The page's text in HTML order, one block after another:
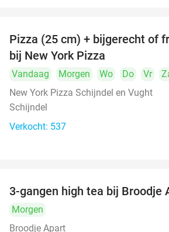
Pizza (25 cm) + bijgerecht of
bij New York Pizza
Vandaag Morgen Wo Do Vr
New York Pizza Schijndel en Vught
Schijndel
Verkocht: 537
3-gangen high tea bij Broodje
Morgen
Broodje Apart